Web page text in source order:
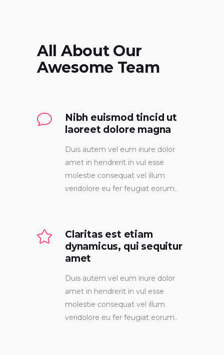
All About Our
Awesome Team
Nibh euismod tincid ut
laoreet dolore magna
Duis autem vel eum iriure dolor
amet in hendrerit in vul esse
molestie consequat vel illum
veridolore eu fer feugiat eorum..
Claritas est etiam
dynamicus, qui sequitur
amet
Duis autem vel eum iriure dolor
amet in hendrerit in vul esse
molestie consequat vel illum
veridolore eu fer feugiat eorum..